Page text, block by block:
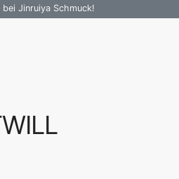
bei Jinruiya Schmuck!